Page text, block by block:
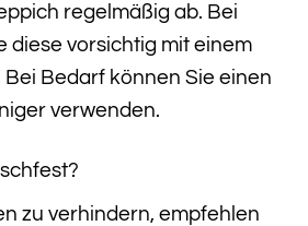
regelmäßig ab. Bei
diese vorsichtig mit einem
Bedarf können Sie einen
verwenden.
zu verhindern, empfehlen